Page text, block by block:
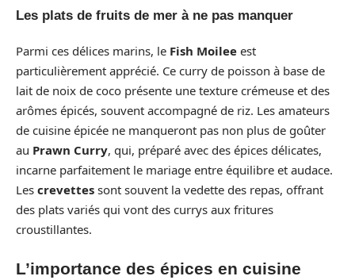
Les plats de fruits de mer à ne pas manquer
Parmi ces délices marins, le Fish Moilee est
particulièrement apprécié. Ce curry de poisson à base de
lait de noix de coco présente une texture crémeuse et des
arômes épicés, souvent accompagné de riz. Les amateurs
de cuisine épicée ne manqueront pas non plus de goûter
au Prawn Curry, qui, préparé avec des épices délicates,
incarne parfaitement le mariage entre équilibre et audace.
Les crevettes sont souvent la vedette des repas, offrant
des plats variés qui vont des currys aux fritures
croustillantes.
L’importance des épices en cuisine